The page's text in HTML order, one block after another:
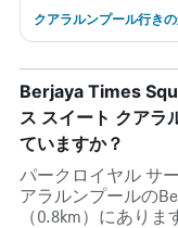
クアラルンプール行き
Berjaya Times
ス スイート クアラ
ていますか？
パークロイヤル サ
アラルンプールの
（0.8km）にありま